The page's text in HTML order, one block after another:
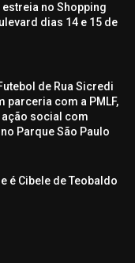
no Shopping
dias 14 e 15 de
de Rua Sicredi
parceria com a PMLF,
social com
Parque São Paulo
é Cibele de Teobaldo